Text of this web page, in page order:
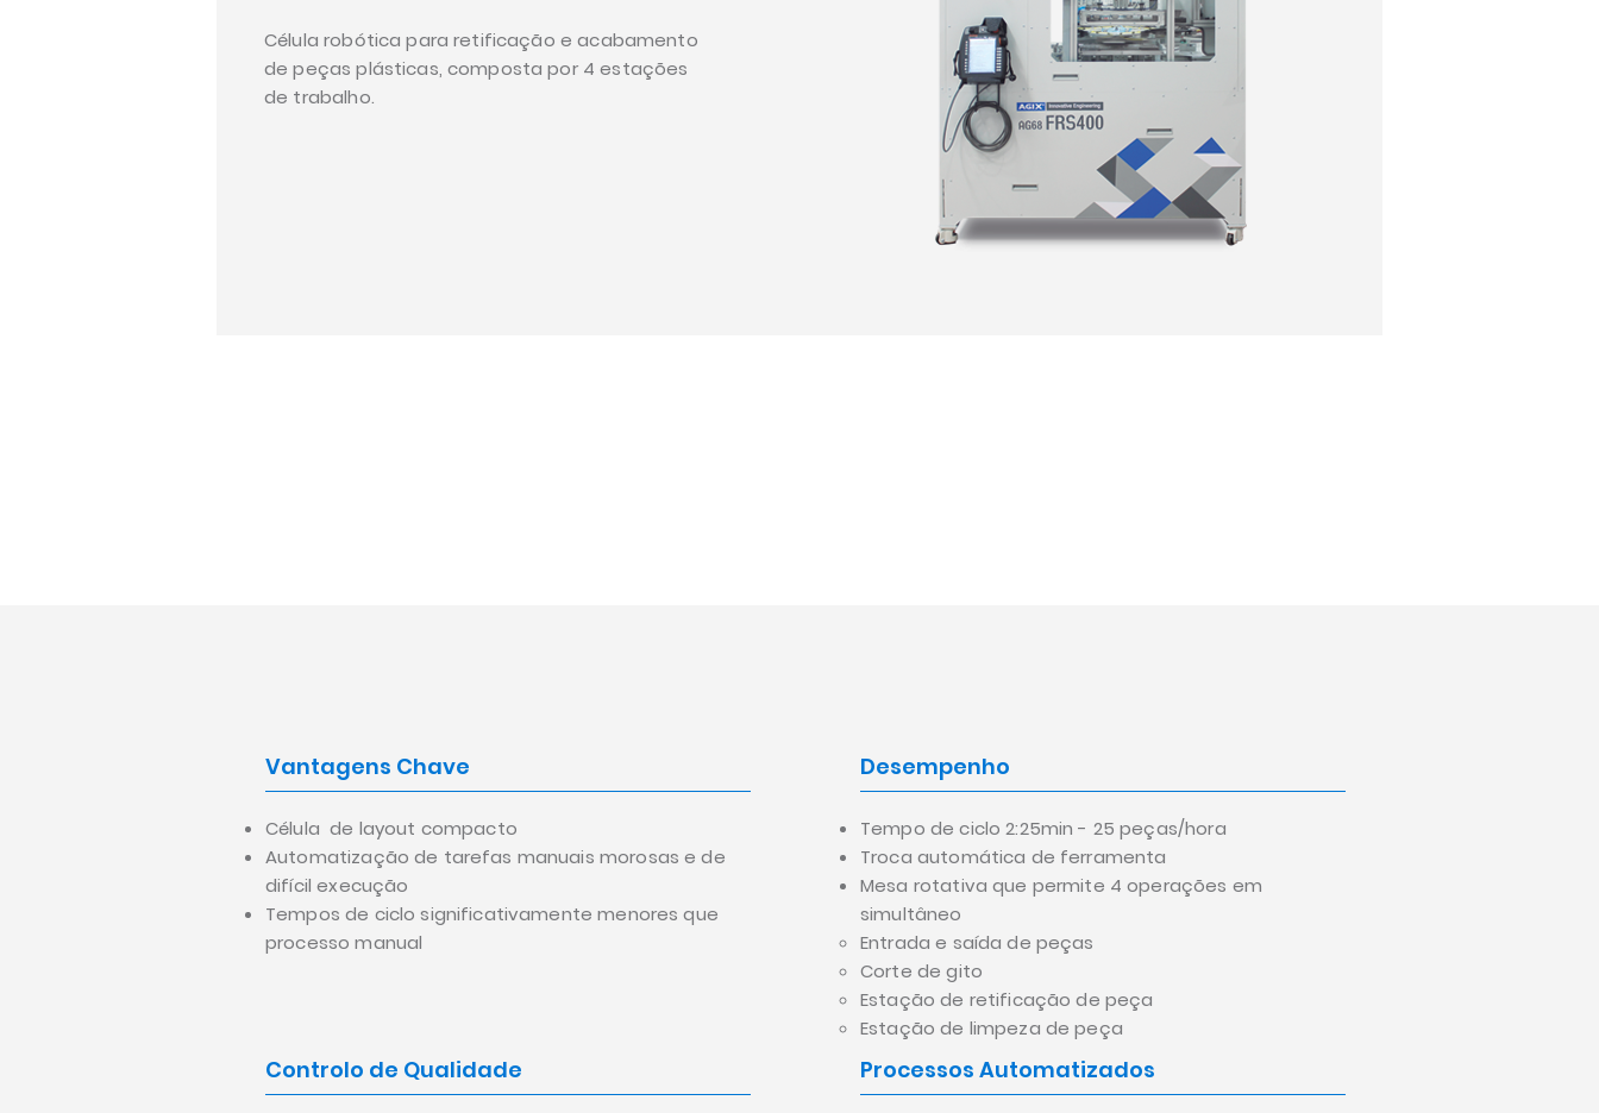
Célula robótica para retificação e acabamento
de peças plásticas, composta por 4 estações
de trabalho.
Vantagens Chave
Célula de layout compacto
Automatização de tarefas manuais morosas e de
difícil execução
Tempos de ciclo significativamente menores que
processo manual
Controlo de Qualidade
Desempenho
Tempo de ciclo 2:25min - 25 peças/hora
Troca automática de ferramenta
Mesa rotativa que permite 4 operações em
simultâneo
Entrada e saída de peças
Corte de gito
Estação de retificação de peça
Estação de limpeza de peça
Processos Automatizados